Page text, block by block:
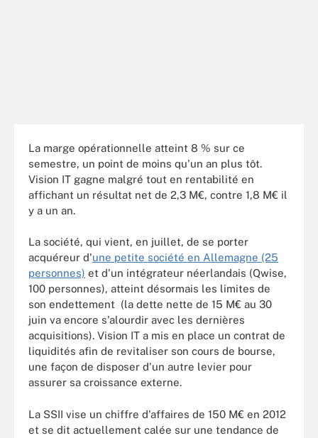
La marge opérationnelle atteint 8 % sur ce
semestre, un point de moins qu'un an plus tôt.
Vision IT gagne malgré tout en rentabilité en
affichant un résultat net de 2,3 M€, contre 1,8 M€ il
y a un an.
La société, qui vient, en juillet, de se porter
acquéreur d'une petite société en Allemagne (25
personnes) et d'un intégrateur néerlandais (Qwise,
100 personnes), atteint désormais les limites de
son endettement (la dette nette de 15 M€ au 30
juin va encore s'alourdir avec les dernières
acquisitions). Vision IT a mis en place un contrat de
liquidités afin de revitaliser son cours de bourse,
une façon de disposer d'un autre levier pour
assurer sa croissance externe.
La SSII vise un chiffre d'affaires de 150 M€ en 2012
et se dit actuellement calée sur une tendance de